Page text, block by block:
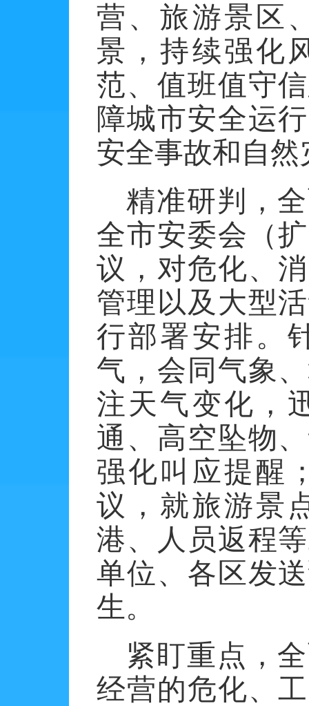
营、旅游景区
景，持续强化
范、值班值守
障城市安全运
安全事故和自然
精准研判，
全市安委会（
议，对危化、
管理以及大型
行部署安排。
气，会同气象
注天气变化，
通、高空坠物
强化叫应提醒
议，就旅游景
港、人员返程
单位、各区发
生。
紧盯重点，
经营的危化、